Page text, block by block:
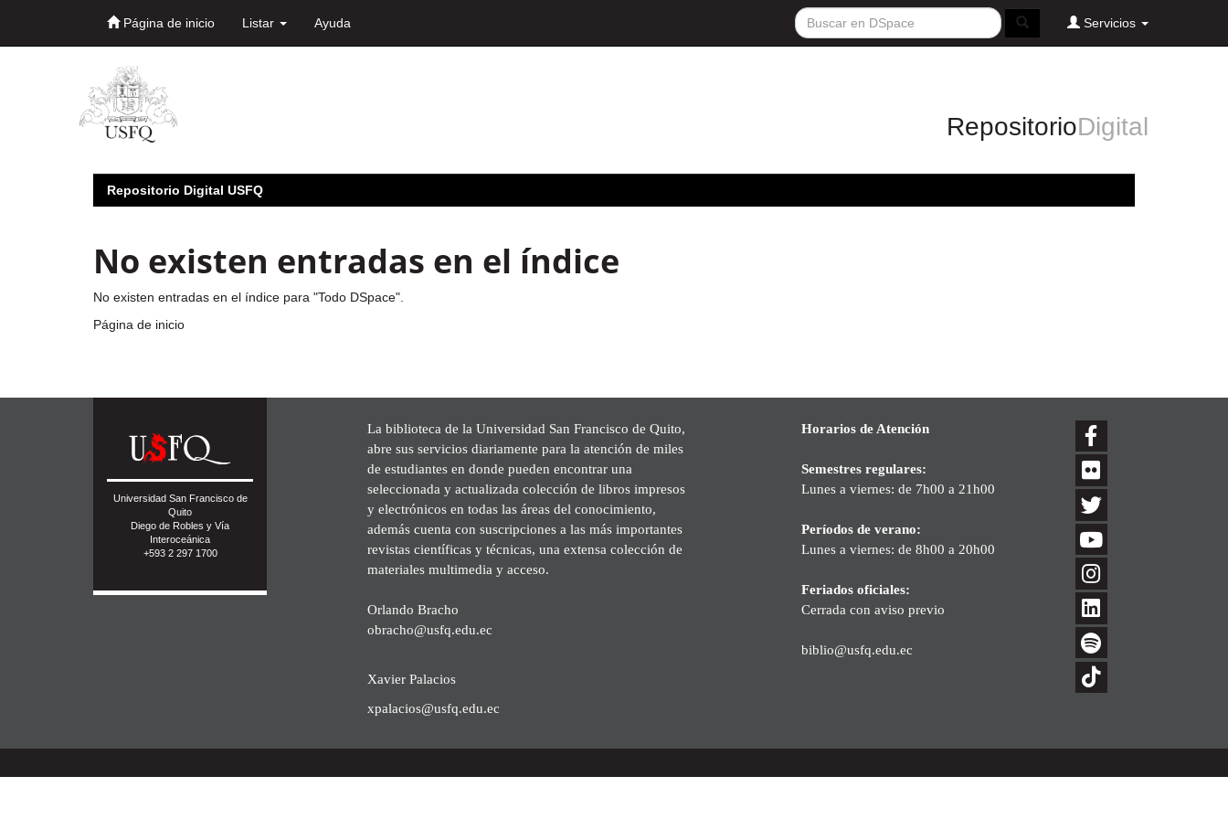
Página de inicio Listar Ayuda Servicios
RepositorioDigital
Repositorio Digital USFQ
No existen entradas en el índice
No existen entradas en el índice para "Todo DSpace".
Página de inicio
Universidad San Francisco de
Quito
Diego de Robles y Vía
Interoceánica
+593 2 297 1700
La biblioteca de la Universidad San Francisco de Quito,
abre sus servicios diariamente para la atención de miles
de estudiantes en donde pueden encontrar una
seleccionada y actualizada colección de libros impresos
y electrónicos en todas las áreas del conocimiento,
además cuenta con suscripciones a las más importantes
revistas científicas y técnicas, una extensa colección de
materiales multimedia y acceso.
Orlando Bracho
obracho@usfq.edu.ec
Xavier Palacios
xpalacios@usfq.edu.ec
Horarios de Atención
Semestres regulares:
Lunes a viernes: de 7h00 a 21h00
Períodos de verano:
Lunes a viernes: de 8h00 a 20h00
Feriados oficiales:
Cerrada con aviso previo
biblio@usfq.edu.ec